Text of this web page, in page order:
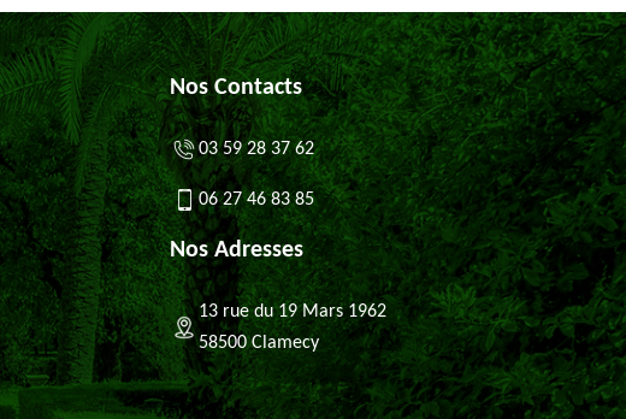
Nos Contacts
03 59 28 37 62
06 27 46 83 85
Nos Adresses
13 rue du 19 Mars 1962
58500 Clamecy